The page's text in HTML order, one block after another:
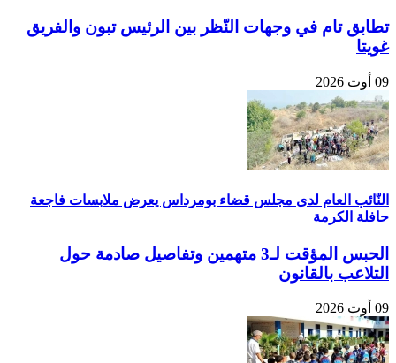
تطابق تام في وجهات النّظر بين الرئيس تبون والفريق
غويتا
09 أوت 2026
النّائب العام لدى مجلس قضاء بومرداس يعرض ملابسات فاجعة
حافلة الكرمة
الحبس المؤقت لـ3 متهمين وتفاصيل صادمة حول
التلاعب بالقانون
09 أوت 2026